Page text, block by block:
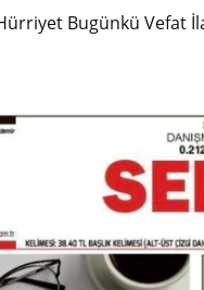
Bugünkü Vefat